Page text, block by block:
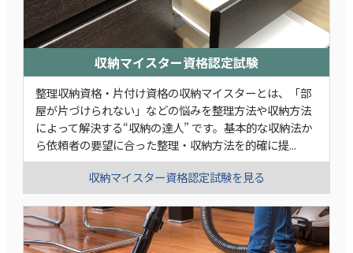
収納マイスター資格認定試験
整理収納資格・片付け資格の収納マイスターとは、「部
屋が片づけられない」などの悩みを整理方法や収納方法
によって解決する“収納の達人” です。基本的な収納法か
ら依頼者の要望に合った整理・収納方法を的確に提...
収納マイスター資格認定試験を見る